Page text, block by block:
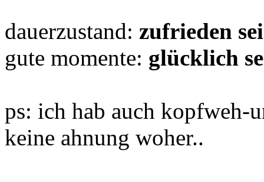
dauerzustand: zufrieden
gute momente: glücklich
ps: ich hab auch kopfweh-
keine ahnung woher..